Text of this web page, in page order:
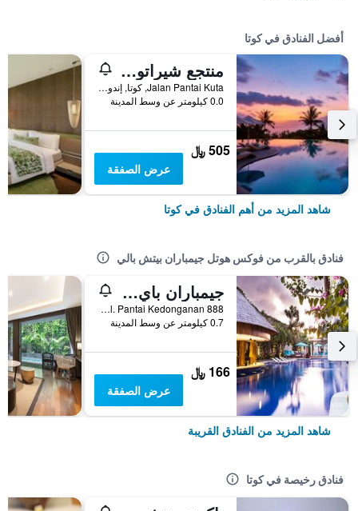
أفضل الفنادق في كوتا
منتجع شيراتون بالي كوتا
Jalan Pantai Kuta, كوتا, إندونيسيا
0.0 كيلومتر عن وسط المدينة
505 ﷼
عرض الصفقة
شاهد المزيد من أهم الفنادق في كوتا
فنادق بالقرب من فوكس هوتل جيمباران بيتش بالي
جيمباران باي بيتش ريزورت آند سبا باي برابو
Jl. Pantai Kedonganan 888, كوتا, إندونيسيا
0.7 كيلومتر عن وسط المدينة
166 ﷼
عرض الصفقة
شاهد المزيد من الفنادق القريبة
فنادق رخيصة في كوتا